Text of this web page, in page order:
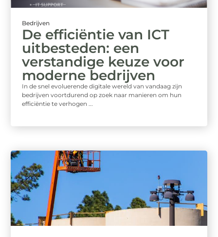
Bedrijven
De efficiëntie van ICT
uitbesteden: een
verstandige keuze voor
moderne bedrijven
In de snel evoluerende digitale wereld van vandaag zijn
bedrijven voortdurend op zoek naar manieren om hun
efficiëntie te verhogen ...